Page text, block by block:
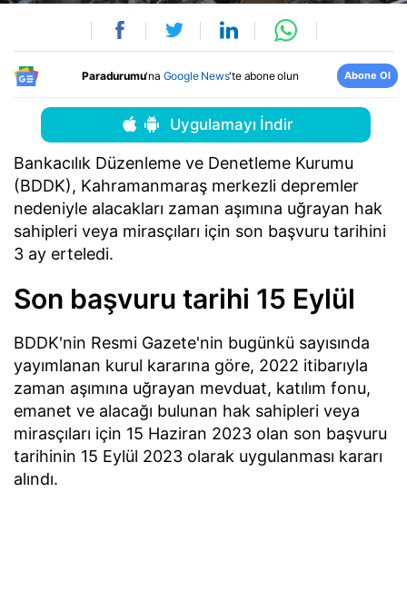
Paradurumu'na Google News'te abone olun Abone Ol
Uygulamayı İndir
Bankacılık Düzenleme ve Denetleme Kurumu
(BDDK), Kahramanmaraş merkezli depremler
nedeniyle alacakları zaman aşımına uğrayan hak
sahipleri veya mirasçıları için son başvuru tarihini
3 ay erteledi.
Son başvuru tarihi 15 Eylül
BDDK'nin Resmi Gazete'nin bugünkü sayısında
yayımlanan kurul kararına göre, 2022 itibarıyla
zaman aşımına uğrayan mevduat, katılım fonu,
emanet ve alacağı bulunan hak sahipleri veya
mirasçıları için 15 Haziran 2023 olan son başvuru
tarihinin 15 Eylül 2023 olarak uygulanması kararı
alındı.